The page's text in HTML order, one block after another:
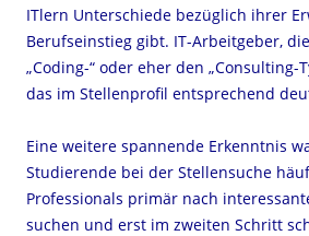
ITlern Unterschiede bezüglich ihrer
Berufseinstieg gibt. IT-Arbeitgeber,
„Coding-“ oder eher den „Consulting-
das im Stellenprofil entsprechend
Eine weitere spannende Erkenntnis
Studierende bei der Stellensuche
Professionals primär nach
suchen und erst im zweiten Schritt